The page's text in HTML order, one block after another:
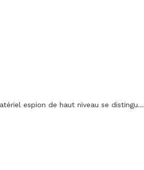
espion de haut niveau se distingu...